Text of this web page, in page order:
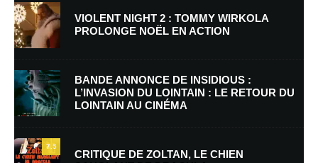
E-mail *
Enregistrer mon nom, mon e-mail et mon site dans le navigateur pour
mon prochain commentaire.
Prévenez-moi de tous les nouveaux commentaires par e-mail.
VIOLENT NIGHT 2 : TOMMY WIRKOLA
PROLONGE NOËL EN ACTION
BANDE ANNONCE DE INSIDIOUS :
L’INVASION DU LOINTAIN : LE RETOUR DU
LOINTAIN AU CINÉMA
7.5
CRITIQUE DE ZOLTAN, LE CHIEN